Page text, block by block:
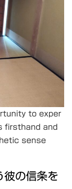
to exper
firsthand and
sense
彼の信条を